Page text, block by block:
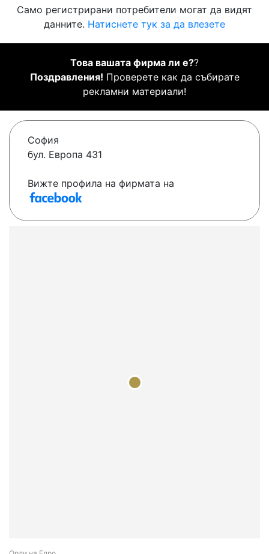
Само регистрирани потребители могат да видят
данните. Натиснете тук за да влезете
Това вашата фирма ли е??
Поздравления! Проверете как да събирате
рекламни материали!
София
бул. Европа 431
Вижте профила на фирмата на